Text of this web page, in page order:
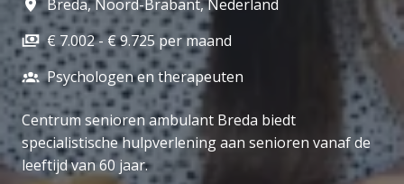
Breda, Noord-Brabant,Nederland
€ 7.002 - € 9.725 per maand
Psychologen en therapeuten
Centrum senioren ambulant Breda biedt
specialistische hulpverlening aan senioren vanaf de
leeftijd van 60 jaar.